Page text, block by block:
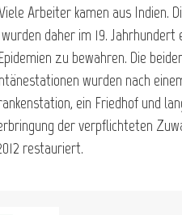
Arbeiter kamen aus Indien.
daher im 19. Jahrhundert
zu bewahren. Die
wurden nach
ein Friedhof und
der verpflichteten
restauriert.